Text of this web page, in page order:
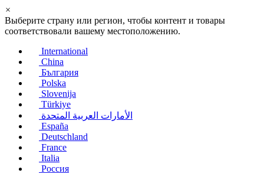
×
Выберите страну или регион, чтобы контент и товары
соответствовали вашему местоположению.
International
China
България
Polska
Slovenija
Türkiye
الأمارات العربية المتحدة
España
Deutschland
France
Italia
Россия